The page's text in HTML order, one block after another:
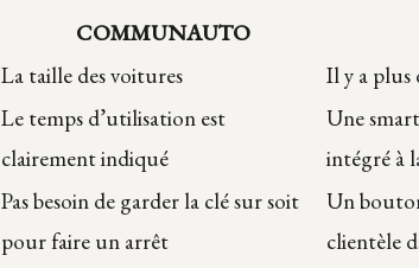
COMMUNAUTO
La taille des voitures
Il y a
Le temps d’utilisation est
clairement indiqué
Une
intégré à
Pas besoin de garder la clé sur soit
pour faire un arrêt
Un
clientèle